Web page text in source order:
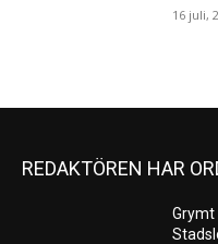
16 juli,
REDAKTÖREN HAR